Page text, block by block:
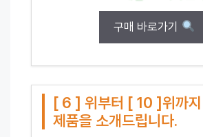
구매 바로가기
[ 6 ] 위부터 [ 10 ]위까지
제품을 소개드립니다.